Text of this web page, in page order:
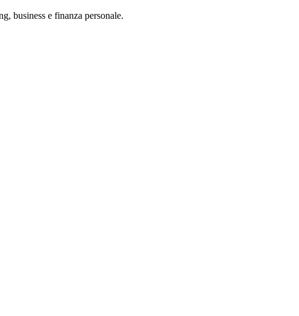
business e finanza personale.